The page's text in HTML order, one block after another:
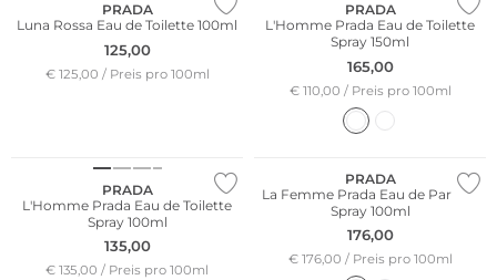
PRADA
Luna Rossa Eau de Toilette 100ml
125,00
€ 125,00 / Preis pro 100ml
PRADA
L'Homme Prada Eau de Toilette
Spray 150ml
165,00
€ 110,00 / Preis pro 100ml
PRADA
L'Homme Prada Eau de Toilette
Spray 100ml
135,00
€ 135,00 / Preis pro 100ml
PRADA
La Femme Prada Eau de Parfum
Spray 100ml
176,00
€ 176,00 / Preis pro 100ml